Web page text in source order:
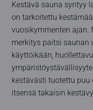
Kestävä sauna syntyy
on tarkoitettu
vuosikymmenten ajan.
merkitys paitsi saunan
käyttöikään,
kestävästi tuotettu
itsensä takaisin